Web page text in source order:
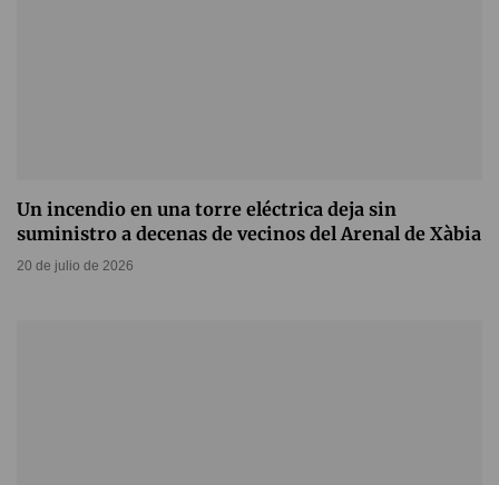
Un incendio en una torre eléctrica deja sin
suministro a decenas de vecinos del Arenal de Xàbia
20 de julio de 2026